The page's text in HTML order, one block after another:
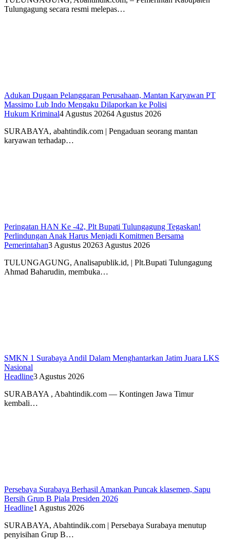
Tulungagung secara resmi melepas…
Adukan Dugaan Pelanggaran Perusahaan, Mantan Karyawan PT
Massimo Lub Indo Mengaku Dilaporkan ke Polisi
Hukum Kriminal4 Agustus 20264 Agustus 2026
SURABAYA, abahtindik.com | Pengaduan seorang mantan
karyawan terhadap…
Peringatan HAN Ke -42, Plt Bupati Tulungagung Tegaskan!
Perlindungan Anak Harus Menjadi Komitmen Bersama
Pemerintahan3 Agustus 20263 Agustus 2026
TULUNGAGUNG, Analisapublik.id, | Plt.Bupati Tulungagung
Ahmad Baharudin, membuka…
SMKN 1 Surabaya Andil Dalam Menghantarkan Jatim Juara LKS
Nasional
Headline3 Agustus 2026
SURABAYA , Abahtindik.com — Kontingen Jawa Timur
kembali…
Persebaya Surabaya Berhasil Amankan Puncak klasemen, Sapu
Bersih Grup B Piala Presiden 2026
Headline1 Agustus 2026
SURABAYA, Abahtindik.com | Persebaya Surabaya menutup
penyisihan Grup B…